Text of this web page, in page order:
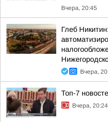
Вчера, 20:45
Глеб
Вчера,
Топ-7
Вчера, 20:24